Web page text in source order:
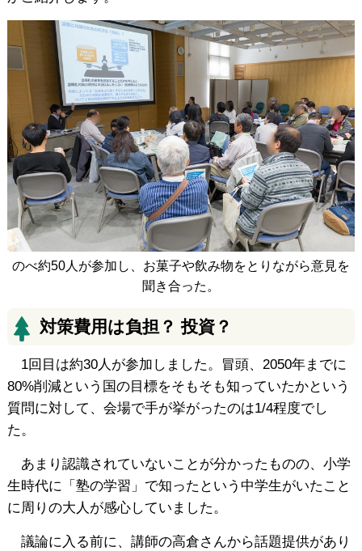
のべ約50人が参加し、お菓子や飲み物をとりながら意見を
聞き合った。
対策費用は負担？ 投資？
1回目は約30人が参加しました。冒頭、2050年までに
80%削減という国の目標をそもそも知っていたかという
質問に対して、会場で手が挙がったのは1/4程度でし
た。
あまり認識されていないことが分かったものの、小学
生時代に「塾の学習」で知ったという中学生がいたこと
に周りの大人が感心していました。
議論に入る前に、講師の高倉さんから話題提供があり